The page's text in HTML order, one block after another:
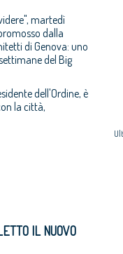
martedì
dalla
di Genova: uno
del Big
dell'Ordine, è
la città,
IL NUOVO